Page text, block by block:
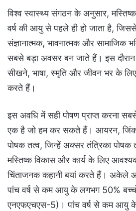
विश्व स्वास्थ्य संगठन के अनुसार,
वर्ष की आयु से पहले ही हो जाता है,
संज्ञानात्मक, भावनात्मक और सामाजिक
सबसे बड़ा अवसर बन जाते हैं। इस
सीखने, भाषा, स्मृति और जीवन भर के
करते हैं।
इस अवधि में सही पोषण प्राप्त करना
एक है जो हम कर सकते हैं। आयरन,
पोषक तत्व, जिन्हें अक्सर तंत्रिका पोषक
मस्तिष्क विकास और कार्य के लिए
चिंताजनक कहानी बयां करते हैं। अकेले
पांच वर्ष से कम आयु के लगभग 50%
एनएफएचएस-5)। पांच वर्ष से कम आयु के